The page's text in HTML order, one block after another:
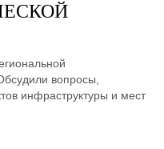
вопросы,
инфраструктуры и мест